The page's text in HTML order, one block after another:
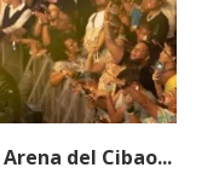
del Cibao...